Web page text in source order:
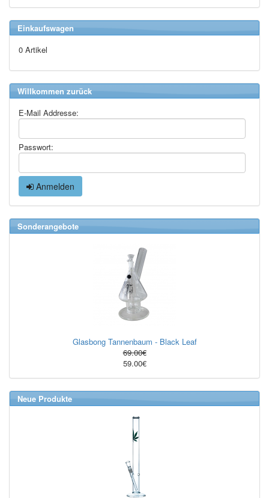
Einkaufswagen
0 Artikel
Willkommen zurück
E-Mail Addresse:
Passwort:
Anmelden
Sonderangebote
Glasbong Tannenbaum - Black Leaf
69.00€
59.00€
Neue Produkte